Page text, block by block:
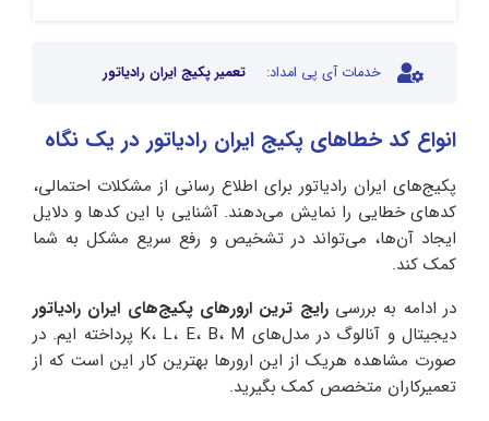
خدمات آی پی امداد: تعمیر پکیج ایران رادیاتور
انواع کد خطاهای پکیج ایران رادیاتور در یک نگاه
پکیج‌های ایران رادیاتور برای اطلاع رسانی از مشکلات احتمالی،
کدهای خطایی را نمایش می‌دهند. آشنایی با این کدها و دلایل
ایجاد آن‌ها، می‌تواند در تشخیص و رفع سریع مشکل به شما
کمک کند.
در ادامه به بررسی رایج ترین ارورهای پکیج‌های ایران رادیاتور
دیجیتال و آنالوگ در مدل‌های K، L، E، B، M پرداخته ایم. در
صورت مشاهده هریک از این ارورها بهترین کار این است که از
تعمیرکاران متخصص کمک بگیرید.